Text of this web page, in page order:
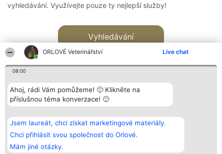
ORLOVÉ Veterinářství Live chat
08:00
Ahoj, rádi Vám pomůžeme! 🙂 Klikněte na
příslušnou téma konverzace! 🙂
Jsem laureát, chci získat marketingové materiály.
Chci přihlásit svou společnost do Orlové.
Mám jiné otázky.
vyhledávání. Využívejte pouze ty nejlepší služby!
Vyhledávání
Bright Side Solutions sp. z o.
o. sp. k.
ul. Ruska 22
Wrocław 50-079
KRS 0000749100 | Regon
Vítězové
Seznam všech
laureátů
Zásady
Kontakt